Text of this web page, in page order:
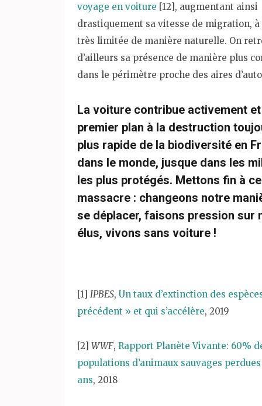
voyage en voiture [12], augmentant ainsi
drastiquement sa vitesse de migration, à
très limitée de manière naturelle. On
d’ailleurs sa présence de manière plus
dans le périmètre proche des aires
La voiture contribue activement
premier plan à la destruction
plus rapide de la biodiversité en
dans le monde, jusque dans les
les plus protégés. Mettons fin à ce
massacre : changeons notre
se déplacer, faisons pression sur
élus, vivons sans voiture !
[1] IPBES, Un taux d’extinction des
précédent » et qui s’accélère, 2019
[2] WWF, Rapport Planète Vivante: 60%
populations d’animaux sauvages
ans, 2018